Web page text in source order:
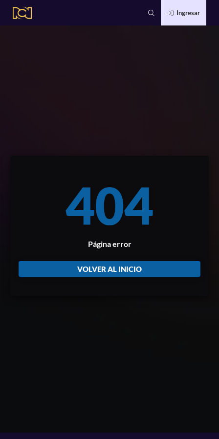
Ingresar
404
Página error
VOLVER AL INICIO